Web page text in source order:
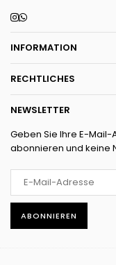
Instagram
Whatsapp
INFORMATION
RECHTLICHES
NEWSLETTER
Geben Sie Ihre E-
abonnieren und keine
ABONNIEREN